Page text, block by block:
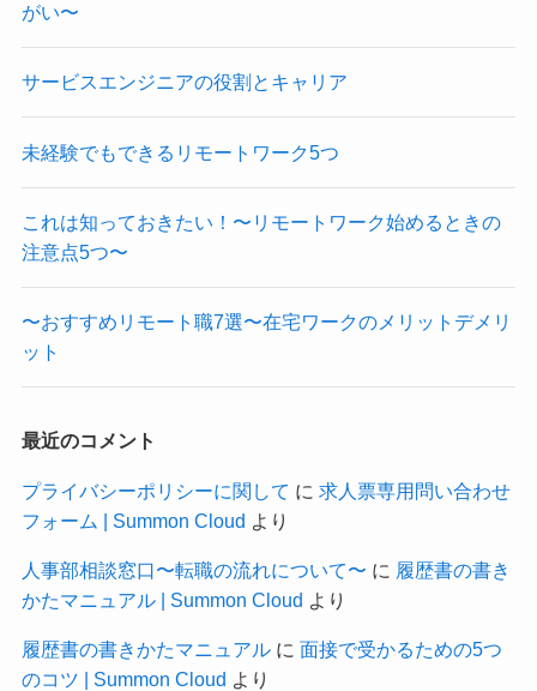
がい〜
サービスエンジニアの役割とキャリア
未経験でもできるリモートワーク5つ
これは知っておきたい！〜リモートワーク始めるときの
注意点5つ〜
〜おすすめリモート職7選〜在宅ワークのメリットデメリ
ット
最近のコメント
プライバシーポリシーに関して に 求人票専用問い合わせ
フォーム | Summon Cloud より
人事部相談窓口〜転職の流れについて〜 に 履歴書の書き
かたマニュアル | Summon Cloud より
履歴書の書きかたマニュアルに 面接で受かるための5つ
のコツ | Summon Cloud より